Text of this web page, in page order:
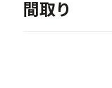
間取り